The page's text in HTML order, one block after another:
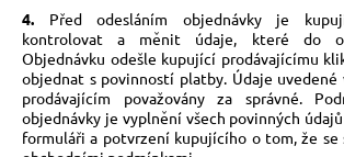
4. Před odesláním objednávky je
kontrolovat a měnit údaje, které do
Objednávku odešle kupující prodávajícímu
objednat s povinností platby. Údaje uvedené
prodávajícím považovány za správné.
objednávky je vyplnění všech povinných
formuláři a potvrzení kupujícího o tom, že